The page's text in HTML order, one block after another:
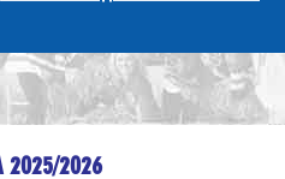
2025/2026